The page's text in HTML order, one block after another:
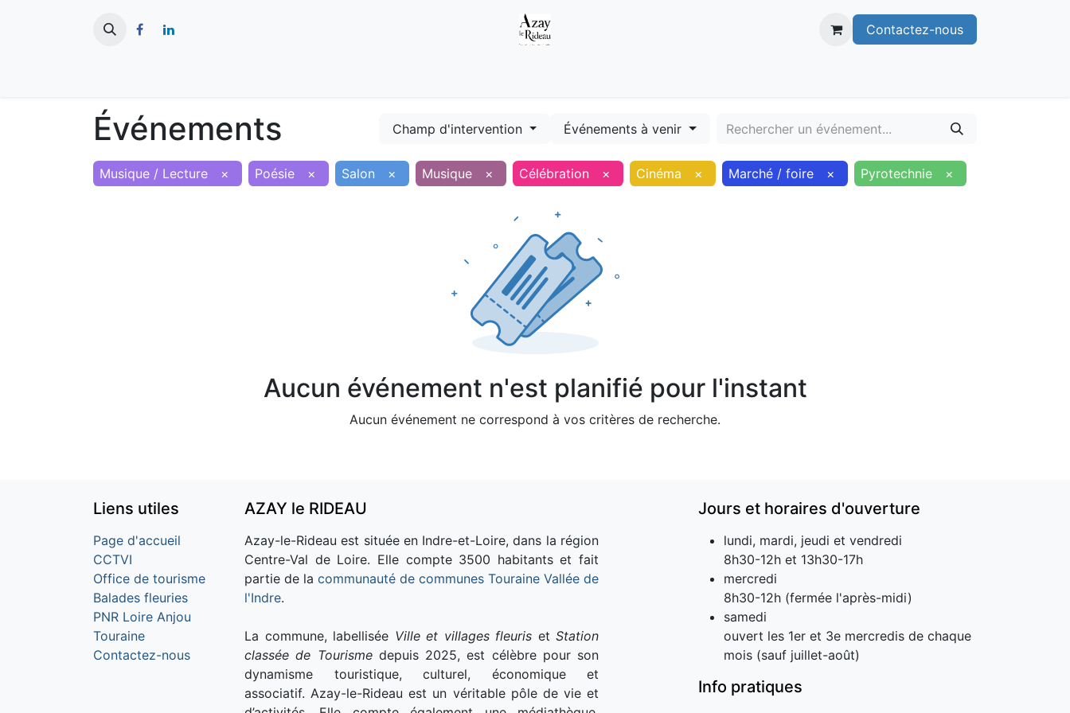
Contactez-nous
Événements Champ d'intervention Événements à venir
Musique / Lecture × Poésie × Salon × Musique × Célébration × Cinéma × Marché / foire × Pyrotechnie ×
Aucun événement n'est planifié pour l'instant
Aucun événement ne correspond à vos critères de recherche.
Liens utiles
Page d'accueil
CCTVI
Office de tourisme
Balades fleuries
PNR Loire Anjou
Touraine
Contactez-nous
AZAY le RIDEAU
Azay-le-Rideau est située en Indre-et-Loire, dans la région
Centre-Val de Loire. Elle compte 3500 habitants et fait
partie de la communauté de communes Touraine Vallée de
l'Indre.
La commune, labellisée Ville et villages fleuris et Station
classée de Tourismedepuis 2025, est célèbre pour son
dynamisme touristique, culturel, économique et
associatif. Azay-le-Rideau est un véritable pôle de vie et
Jours et horaires d'ouverture
lundi, mardi, jeudi et vendredi
8h30-12h et 13h30-17h
mercredi
8h30-12h (fermée l'après-midi)
samedi
ouvert les 1er et 3e mercredis de chaque
mois (sauf juillet-août)
Info pratiques